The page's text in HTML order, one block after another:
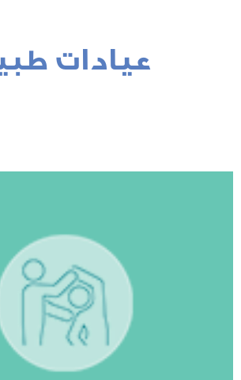
عيادات طبية
الشخص بإصابة أو مرض أو إعاقة، ويمكن أن
في تقليل خطر الإصابة أو المرض في الأيام
فإن منصة عيادات تقدم لكن المعلومات الطبية
من أفضل عيادات العلاج الطبيعي في الوطن
العربي...
مشاهدة المزيد